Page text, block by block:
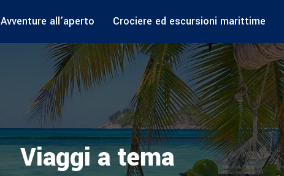
Avventure all’aperto Crociere ed escursioni marittime
Viaggi a tema